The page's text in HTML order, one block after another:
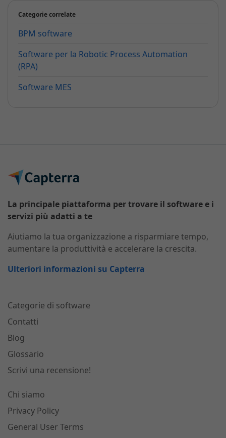
Categorie correlate
BPM software
Software per la Robotic Process Automation
(RPA)
Software MES
La principale piattaforma per trovare il software e i
servizi più adatti a te
Aiutiamo la tua organizzazione a risparmiare tempo,
aumentare la produttività e accelerare la crescita.
Ulteriori informazioni su Capterra
Categorie di software
Contatti
Blog
Glossario
Scrivi una recensione!
Chi siamo
Privacy Policy
General User Terms